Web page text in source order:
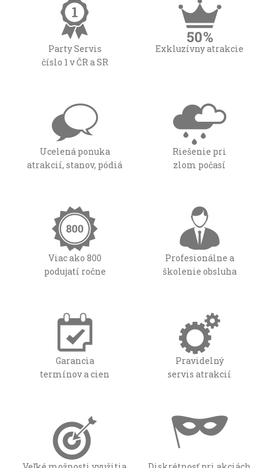
Party Servis
číslo 1 v ČR a SR
Exkluzívny atrakcie
Ucelená ponuka
atrakcií, stanov, pódiá
Riešenie pri
zlom počasí
Viac ako 800
podujatí ročne
Profesionálne a
školenie obsluha
Garancia
termínov a cien
Pravidelný
servis atrakcií